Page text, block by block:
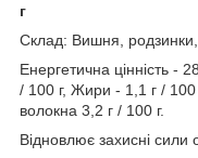
г
Склад: Вишня, родзинки,
Енергетична цінність -
/ 100 г, Жири - 1,1 г / 100
волокна 3,2 г / 100 г.
Відновлює захисні сили